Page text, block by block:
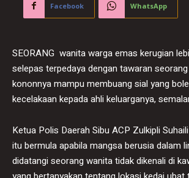
Facebook WhatsApp
SEORANG wanita warga emas kerugian
selepas terpedaya dengan tawaran
kononnya mampu membuang sial yang
kecelakaan kepada ahli keluarganya,
Ketua Polis Daerah Sibu ACP Zulkipli
itu bermula apabila mangsa berusia dalam
didatangi seorang wanita tidak dikenali di